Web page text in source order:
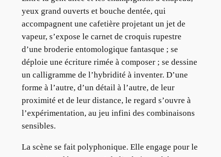
yeux grand ouverts et bouche dentée, qui
accompagnent une cafetière projetant un jet de
vapeur, s’expose le carnet de croquis rupestre
d’une broderie entomologique fantasque ; se
déploie une écriture rimée à composer ; se dessine
un calligramme de l’hybridité à inventer. D’une
forme à l’autre, d’un détail à l’autre, de leur
proximité et de leur distance, le regard s’ouvre à
l’expérimentation, au jeu infini des combinaisons
sensibles.
La scène se fait polyphonique. Elle engage pour le